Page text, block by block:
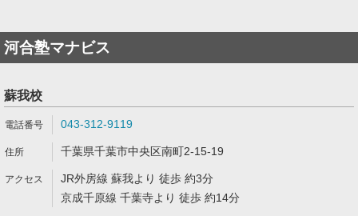
河合塾マナビス
蘇我校
043-312-9119
千葉県千葉市中央区南町2-15-19
JR外房線 蘇我より 徒歩 約3分
京成千原線 千葉寺より 徒歩 約14分